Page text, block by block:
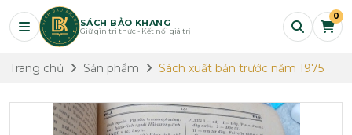
SÁCH BẢO KHANG
Giữ gìn tri thức - Kết nối giá trị
0
Trang chủ Sản phẩm Sách xuất bản trước năm 1975